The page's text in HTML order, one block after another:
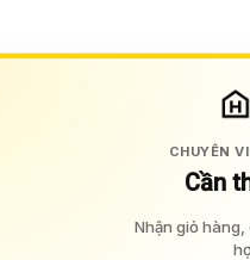
CHUYÊN
Cần
Nhận giỏ